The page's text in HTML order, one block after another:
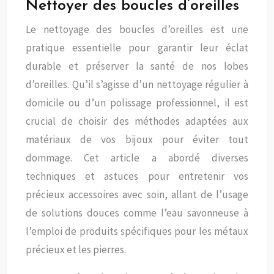
Nettoyer des boucles d’oreilles
Le nettoyage des boucles d’oreilles est une
pratique essentielle pour garantir leur éclat
durable et préserver la santé de nos lobes
d’oreilles. Qu’il s’agisse d’un nettoyage régulier à
domicile ou d’un polissage professionnel, il est
crucial de choisir des méthodes adaptées aux
matériaux de vos bijoux pour éviter tout
dommage. Cet article a abordé diverses
techniques et astuces pour entretenir vos
précieux accessoires avec soin, allant de l’usage
de solutions douces comme l’eau savonneuse à
l’emploi de produits spécifiques pour les métaux
précieux et les pierres.